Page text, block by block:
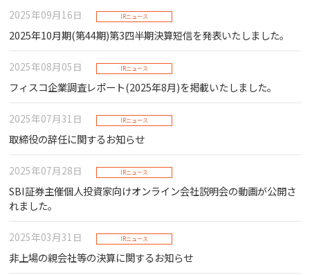
2025年09月16日 IRニュース
2025年10月期(第44期)第3四半期決算短信を発表いたしました。
2025年08月05日 IRニュース
フィスコ企業調査レポート(2025年8月)を掲載いたしました。
2025年07月31日 IRニュース
取締役の辞任に関するお知らせ
2025年07月28日 IRニュース
SBI証券主催個人投資家向けオンライン会社説明会の動画が公開さ
れました。
2025年03月31日 IRニュース
非上場の親会社等の決算に関するお知らせ